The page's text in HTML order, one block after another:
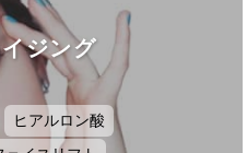
ジング
ヒアルロン酸